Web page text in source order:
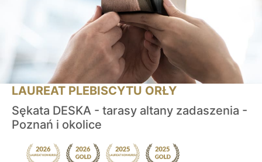
LAUREAT PLEBISCYTU ORŁY
Sękata DESKA - tarasy altany zadaszenia -
Poznań i okolice